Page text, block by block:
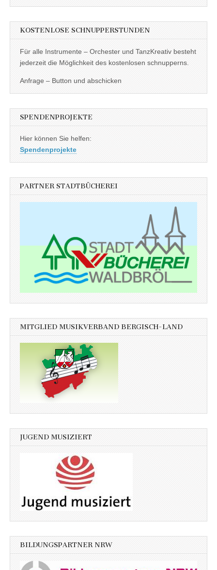
KOSTENLOSE SCHNUPPERSTUNDEN
Für alle Instrumente – Orchester und TanzKreativ besteht
jederzeit die Möglichkeit des kostenlosen schnupperns.
Anfrage – Button und abschicken
SPENDENPROJEKTE
Hier können Sie helfen:
Spendenprojekte
PARTNER STADTBÜCHEREI
MITGLIED MUSIKVERBAND BERGISCH-LAND
JUGEND MUSIZIERT
BILDUNGSPARTNER NRW